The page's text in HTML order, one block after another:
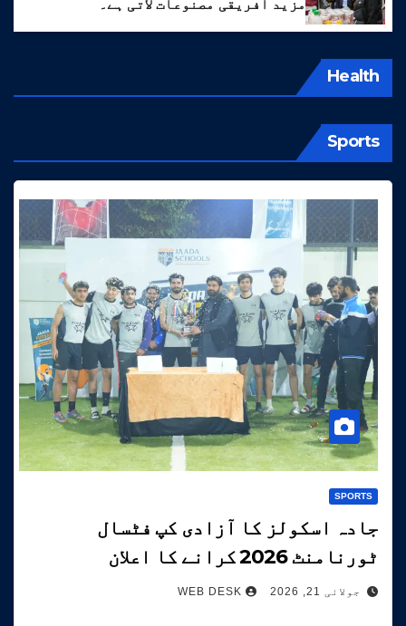
مزید افریقی مصنوعات لاتی ہے۔
Health
Sports
SPORTS
جادہ اسکولز کا آزادی کپ فٹسال
ٹورنامنٹ 2026 کرانے کا اعلان
جولائی 21, 2026 WEB DESK